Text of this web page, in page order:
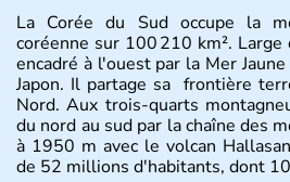
La Corée du Sud occupe la
coréenne sur 100 210 km².
encadré à l'ouest par la Mer
Japon. Il partage sa frontière
Nord. Aux trois-quarts
du nord au sud par la chaîne des
à 1950 m avec le volcan
de 52 millions d'habitants, dont